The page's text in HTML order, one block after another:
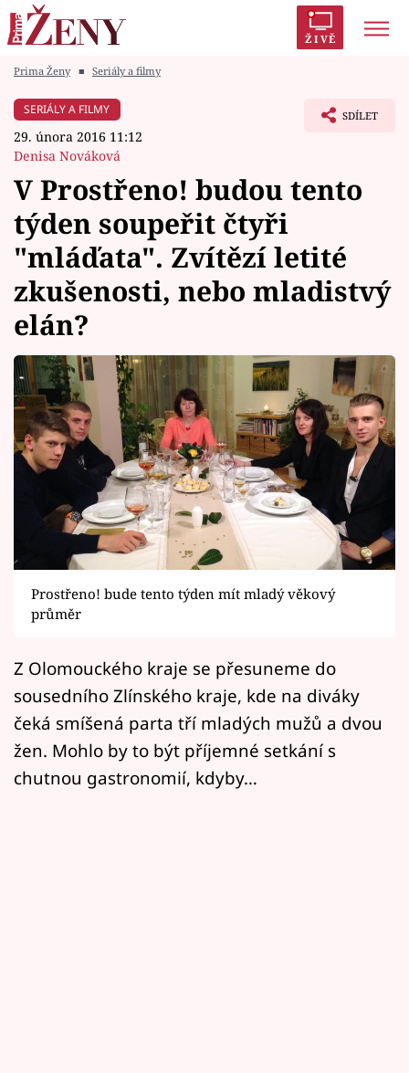
ŽIVĚ
Módní alarm
Témata
Celebrity
Vztahy
Seriály
Horoskopy
Sledujte prima+
Filmový festival Karlovy Vary
Pořady
Mámy sobě
Sledujte nás
Prima Ženy ■ Seriály a filmy
SERIÁLY A FILMY
29. února 2016 11:12
Denisa Nováková
SDÍLET
V Prostřeno! budou tento
týden soupeřit čtyři
"mláďata". Zvítězí letité
zkušenosti, nebo mladistvý
elán?
Prostřeno! bude tento týden mít mladý věkový
průměr
Z Olomouckého kraje se přesuneme do
sousedního Zlínského kraje, kde na diváky
čeká smíšená parta tří mladých mužů a dvou
žen. Mohlo by to být příjemné setkání s
chutnou gastronomií, kdyby…